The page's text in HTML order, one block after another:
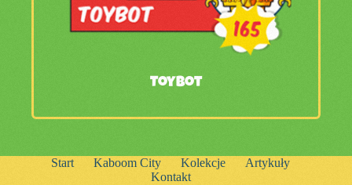
Toybot
Start Kaboom City Kolekcje
Artykuły
Kontakt